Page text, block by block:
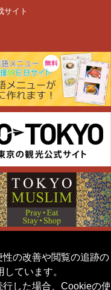
の改善や閲覧の追跡の
ています。
した場合、Cookieの使
サイト